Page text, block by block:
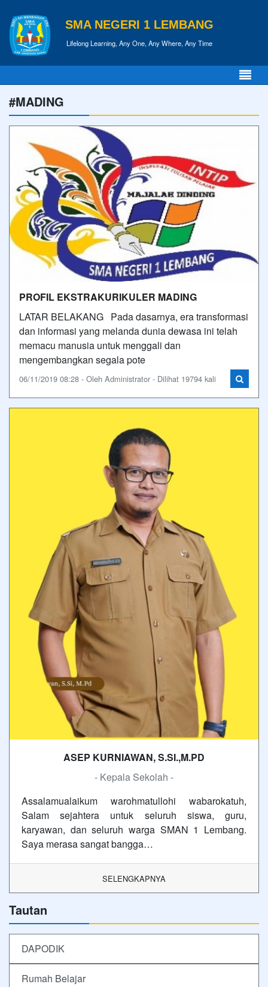
SMA NEGERI 1 LEMBANG
Lifelong Learning, Any One, Any Where, Any Time
#MADING
PROFIL EKSTRAKURIKULER MADING
LATAR BELAKANG Pada dasarnya, era transformasi
dan informasi yang melanda dunia dewasa ini telah
memacu manusia untuk menggali dan
mengembangkan segala pote
06/11/2019 08:28 - Oleh Administrator - Dilihat 19794 kali
ASEP KURNIAWAN, S.SI.,M.PD
- Kepala Sekolah -
Assalamualaikum warohmatullohi wabarokatuh,
Salam sejahtera untuk seluruh siswa, guru,
karyawan, dan seluruh warga SMAN 1 Lembang.
Saya merasa sangat bangga…
SELENGKAPNYA
Tautan
DAPODIK
Rumah Belajar